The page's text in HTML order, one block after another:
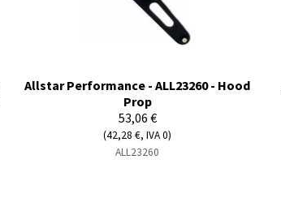
Allstar Performance - ALL23260 - Hood
Prop
53,06 €
(42,28 €, IVA 0)
ALL23260